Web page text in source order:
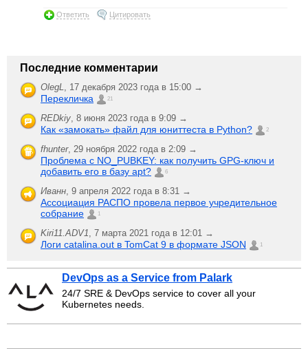
Ответить Цитировать
Последние комментарии
OlegL, 17 декабря 2023 года в 15:00 →
Перекличка 21
REDkiy, 8 июня 2023 года в 9:09 →
Как «замокать» файл для юниттеста в Python? 2
fhunter, 29 ноября 2022 года в 2:09 →
Проблема с NO_PUBKEY: как получить GPG-ключ и
добавить его в базу apt?
6
Иванн, 9 апреля 2022 года в 8:31 →
Ассоциация РАСПО провела первое учредительное
собрание
1
Kiri11.ADV1, 7 марта 2021 года в 12:01 →
Логи catalina.out в TomCat 9 в формате JSON 1
DevOps as a Service from Palark
24/7 SRE & DevOps service to cover all your
Kubernetes needs.